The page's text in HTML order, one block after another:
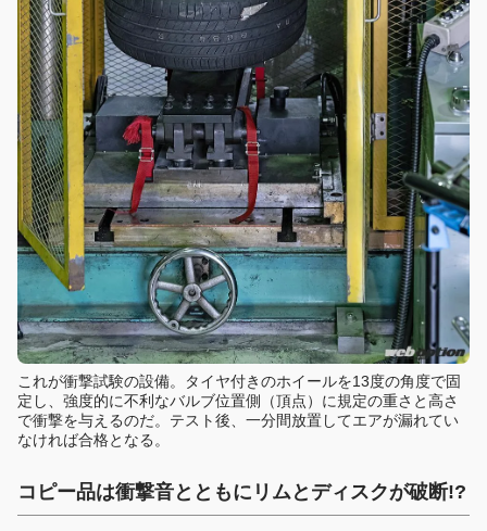
これが衝撃試験の設備。タイヤ付きのホイールを13度の角度で固
定し、強度的に不利なバルブ位置側（頂点）に規定の重さと高さ
で衝撃を与えるのだ。テスト後、一分間放置してエアが漏れてい
なければ合格となる。
コピー品は衝撃音とともにリムとディスクが破断!?